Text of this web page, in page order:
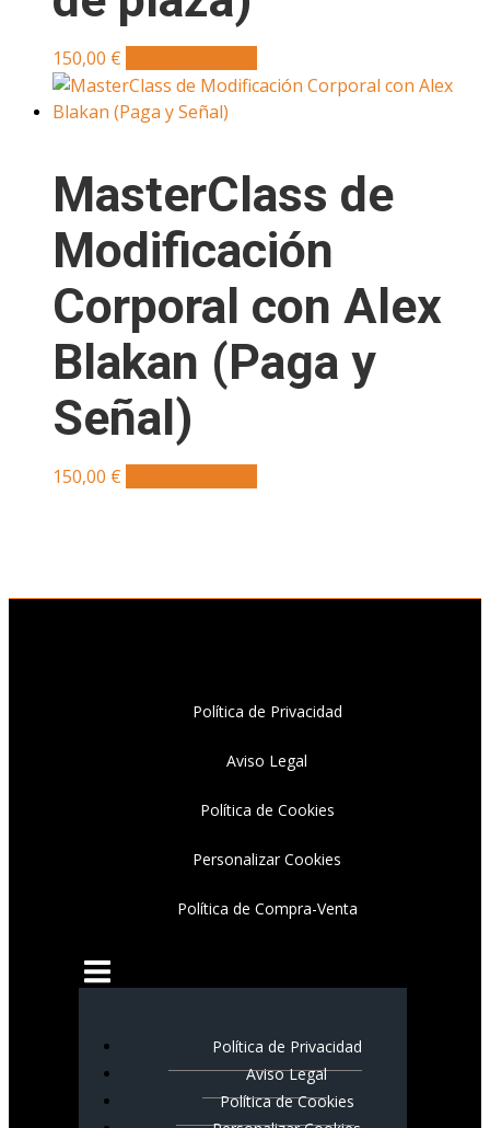
150,00 €
MasterClass de
Modificación
Corporal con Alex
Blakan (Paga y
Señal)
150,00 €
Política de Privacidad
Aviso Legal
Política de Cookies
Personalizar Cookies
Política de Compra-Venta
Política de Privacidad
Aviso Legal
Política de Cookies